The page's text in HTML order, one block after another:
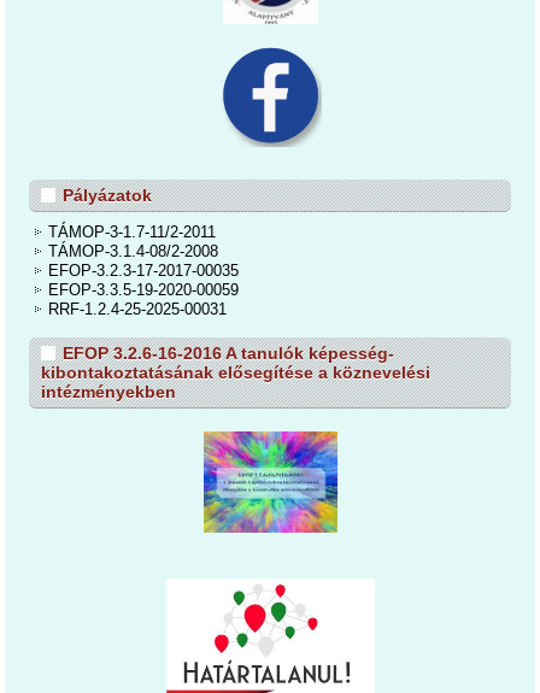
Pályázatok
TÁMOP-3-1.7-11/2-2011
TÁMOP-3.1.4-08/2-2008
EFOP-3.2.3-17-2017-00035
EFOP-3.3.5-19-2020-00059
RRF-1.2.4-25-2025-00031
EFOP 3.2.6-16-2016 A tanulók képesség-
kibontakoztatásának elősegítése a köznevelési
intézményekben